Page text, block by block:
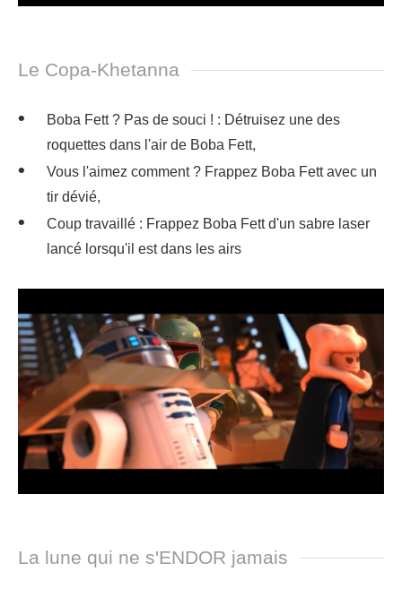
Le Copa-Khetanna
Boba Fett ? Pas de souci ! : Détruisez une des
roquettes dans l'air de Boba Fett,
Vous l'aimez comment ? Frappez Boba Fett avec un
tir dévié,
Coup travaillé : Frappez Boba Fett d'un sabre laser
lancé lorsqu'il est dans les airs
La lune qui ne s'ENDOR jamais